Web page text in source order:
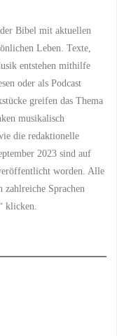
Bibel mit aktuellen
Leben. Texte,
entstehen mithilfe
oder als Podcast
greifen das Thema
musikalisch
die redaktionelle
2023 sind auf
worden. Alle
zahlreiche Sprachen
klicken.